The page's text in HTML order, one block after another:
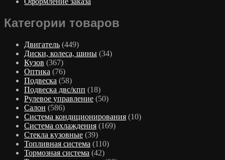
Категории товаров
Двигатель (449)
Диски, колеса, шины (34)
Кузов (367)
Оптика (76)
Подвеска (58)
Подвеска двс/кпп (18)
Рулевое управление (50)
Салон (586)
Система кондиционирования (10)
Система охлаждения (169)
Стекла кузовные (39)
Топливная система (110)
Тормозная система (42)